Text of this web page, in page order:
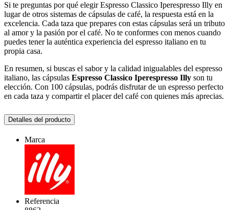
Si te preguntas por qué elegir Espresso Classico Iperespresso Illy en
lugar de otros sistemas de cápsulas de café, la respuesta está en la
excelencia. Cada taza que prepares con estas cápsulas será un tributo
al amor y la pasión por el café. No te conformes con menos cuando
puedes tener la auténtica experiencia del espresso italiano en tu
propia casa.
En resumen, si buscas el sabor y la calidad inigualables del espresso
italiano, las cápsulas Espresso Classico Iperespresso Illy son tu
elección. Con 100 cápsulas, podrás disfrutar de un espresso perfecto
en cada taza y compartir el placer del café con quienes más aprecias.
Detalles del producto
Marca
Referencia